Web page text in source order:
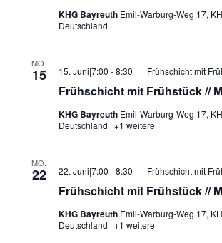
KHG Bayreuth Emil-Warburg-Weg 17,
Deutschland
MO.
15
Frühschicht mit Frühstück //
15. Juni|7:00 -8:30 Frühschicht mit
KHG Bayreuth Emil-Warburg-Weg 17,
Deutschland +1 weitere
MO.
22
Frühschicht mit Frühstück //
22. Juni|7:00 -8:30 Frühschicht mit
KHG Bayreuth Emil-Warburg-Weg 17,
Deutschland +1 weitere